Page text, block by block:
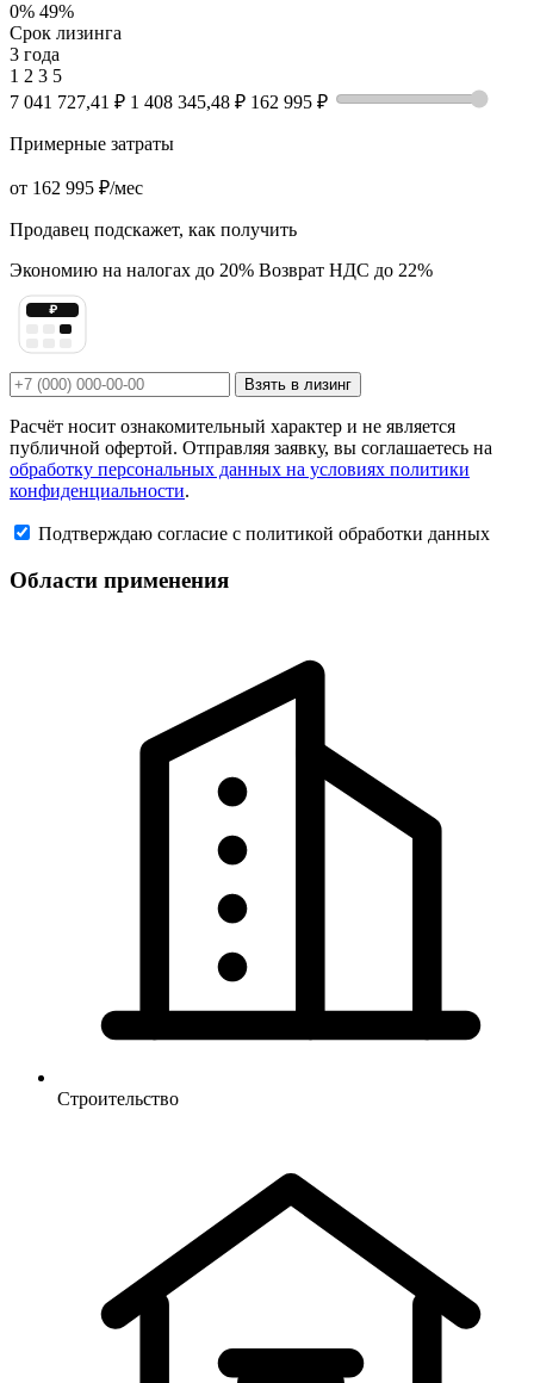
0% 49%
Срок лизинга
3 года
1 2 3 5
7 041 727,41 ₽ 1 408 345,48 ₽ 162 995 ₽
Примерные затраты
от 162 995 ₽/мес
Продавец подскажет, как получить
Экономию на налогах до 20% Возврат НДС до 22%
₽
Взять в лизинг
Расчёт носит ознакомительный характер и не является
публичной офертой. Отправляя заявку, вы соглашаетесь на
обработку персональных данных на условиях политики
конфиденциальности.
Подтверждаю согласие с политикой обработки данных
Области применения
Строительство